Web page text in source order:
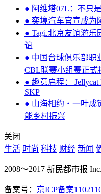
● 阿维塔07L：不只
● 奕境汽车官宣成为
● Tagi.北京友谊游
谊
● 中国台球俱乐部职
CBL联赛小组赛正式
● 趣意启程：
SKP
● 山海相约・一叶成
能乡村振兴
关闭
生活 时尚 科技 财经 新闻
2008～2017 新民都市报
备案号： 京ICP备案